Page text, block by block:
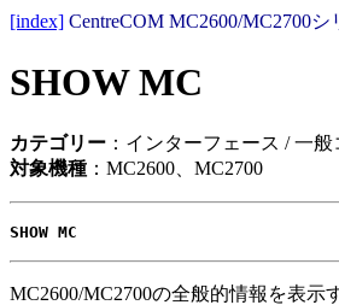
[index] CentreCOM MC2600/MC2700
SHOW MC
カテゴリー ：インターフェース / 一般
対象機種 ：MC2600、MC2700
SHOW MC
MC2600/MC2700の全般的情報を表示